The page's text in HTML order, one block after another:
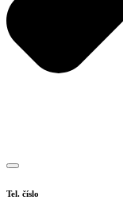
Tel. číslo